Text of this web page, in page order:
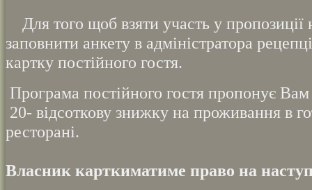
Для того щоб взяти участь у пропозиції
заповнити анкету в адміністратора
картку постійного гостя.
Програма постійного гостя пропонує
20- відсоткову знижку на проживання в
ресторані.
Власник карткиматиме право на